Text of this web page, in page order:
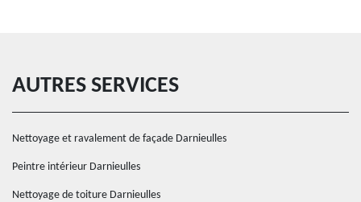
AUTRES SERVICES
Nettoyage et ravalement de façade Darnieulles
Peintre intérieur Darnieulles
Nettoyage de toiture Darnieulles